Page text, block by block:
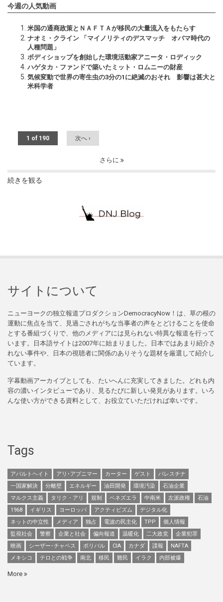
今週の人気動画
米国の通商政策とＮＡＦＴＡが移民の大量流入をもたらす
ナオミ・クライン 「マイノリティのデスマッチ オバマ時代の
人種問題」
ボディショップを創始した環境活動家アニータ・ロディック
ハゲタカ・ファンドで築いたミット・ロムニーの財産
気候変動で世界の寄生虫の3分の1に絶滅のおそれ 影響は甚大と
米科学者
1 of 190 次へ ›
さらに
続きを観る
サイトについて
ニューヨークの独立報道プロダクションDemocracyNow！は、草の根の
運動に焦点を当て、見過ごされがちな当事者の声をとどけることを使命
とする番組づくりで、他のメディアには見られない特異な報道を行って
います。日本語サイトは2007年に始まりました。日本ではあまり紹介さ
れない事件や、日本の視聴者に関係のありそうな題材を厳選して紹介し
ています。
字幕動画アーカイブとしても、たいへんに充実してきました。どれも内
容の濃いインタビューであり、見るたびに新しい発見があります。いろ
んな使い方ができる資料として、お役立ていただければ幸いです。
Tags
アパルトヘイト アリ･アブニマー カーター ゲスト
パレスチナ
一国家解決
分離壁 エネルギー 油田開発 環境汚染
石油企業
マルクス主義
タリク・アリ 規制 ベネズエラ 中南米 左派政権
石油
1968
イギリス ヨーロッパ アクティビズム
デジタル化
ネットの中立性
メディア 独占 電波の民主化 TPP
個人情報
監視社会
警察 企業と社会 偏向報道 温暖化 二大政党
企業犯罪
映画
シーザー･チャベス ボリバル CIA カナダ 諜報
NAFTA
メキシコ
テロとの戦争 南北 移民 難民 イラク 内部被爆
More